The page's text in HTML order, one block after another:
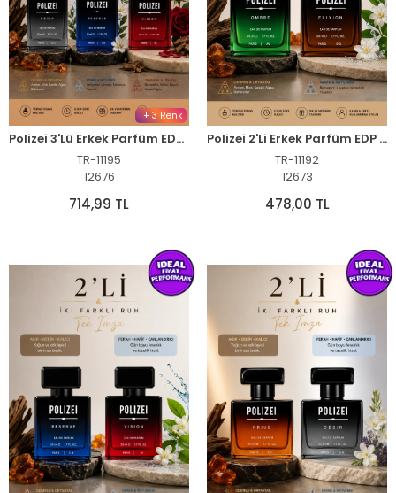
+ 3 Renk
Polizei 3'Lü Erkek Parfüm EDP 50 ML Kalıcı Odunsu ve Fresh kokular
TR-11195
12676
714,99 TL
Polizei 2'Li Erkek Parfüm EDP 50 ML Kalıcı Odunsu ve Fresh koku
TR-11192
12673
478,00 TL